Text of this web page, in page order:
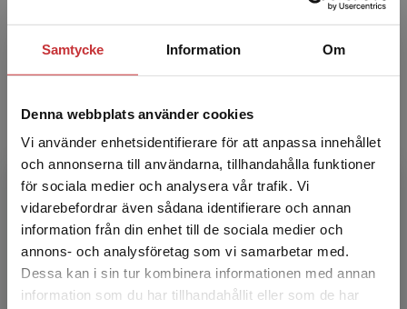
Samtycke Information Om
Denna webbplats använder cookies
Vi använder enhetsidentifierare för att anpassa innehållet
och annonserna till användarna, tillhandahålla funktioner
för sociala medier och analysera vår trafik. Vi
vidarebefordrar även sådana identifierare och annan
information från din enhet till de sociala medier och
annons- och analysföretag som vi samarbetar med.
Dessa kan i sin tur kombinera informationen med annan
information som du har tillhandahållit eller som de har
Begränsad fraktregion
Det verkar som att du besöker
Niclas Månsson är professor i allmän pedagogik
har varit ledamot i Regionala
etikprövningskommittén...
Lena Johansson Westholm
Lena Johansson Westholm är lektor och